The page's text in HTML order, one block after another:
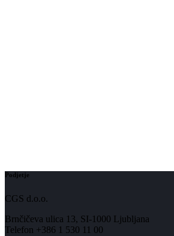
Podjetje
CGS d.o.o.
Brnčičeva ulica 13, SI-1000 Ljubljana
Telefon +386 1 530 11 00